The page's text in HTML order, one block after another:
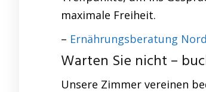
maximale Freiheit.
– Ernährungsberatung
Warten Sie nicht –
Unsere Zimmer vereinen